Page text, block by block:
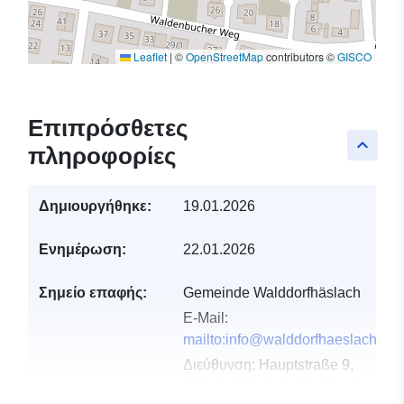
Leaflet | ©OpenStreetMapcontributors ©GISCO
keyboard_arrow_up
Επιπρόσθετες
πληροφορίες
Δημιουργήθηκε: 19.01.2026
Ενημέρωση: 22.01.2026
Σημείο επαφής:
Gemeinde Walddorfhäslach
E-Mail:
mailto:info@walddorfhaeslach.de
Διεύθυνση: Hauptstraße 9,